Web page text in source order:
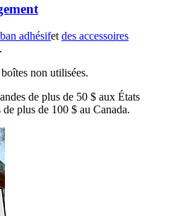
adhésifetdes accessoires
non utilisées.
de plus de 50 $ aux États
plus de 100 $ au Canada.